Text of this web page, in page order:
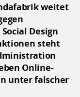
weitet
Design
steht
Online-
unter falscher